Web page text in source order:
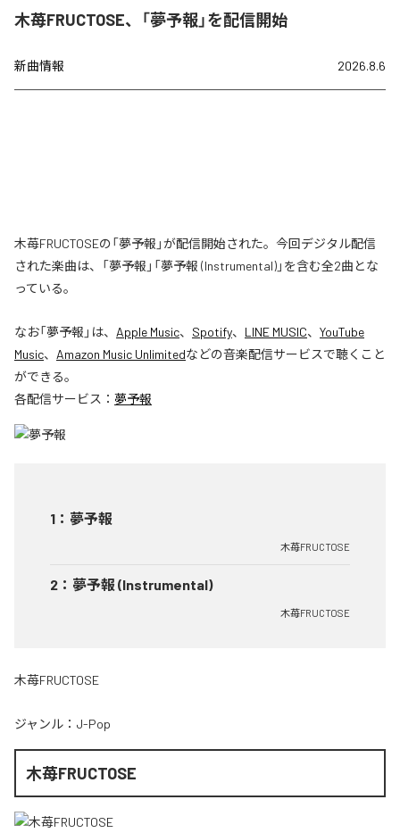
木苺FRUCTOSE、「夢予報」を配信開始
新曲情報 2026.8.6
木苺FRUCTOSEの「夢予報」が配信開始された。今回デジタル配信
された楽曲は、「夢予報」「夢予報 (Instrumental)」を含む全2曲とな
っている。
なお「夢予報 」は、 Apple Music、 Spotify、 LINE MUSIC、 YouTube
Music、 Amazon Music Unlimitedなどの音楽配信サービスで聴くこと
ができる。
各配信サービス： 夢予報
1 ： 夢予報
木苺FRUCTOSE
2 ： 夢予報 (Instrumental)
木苺FRUCTOSE
木苺FRUCTOSE
ジャンル： J-Pop
木苺FRUCTOSE